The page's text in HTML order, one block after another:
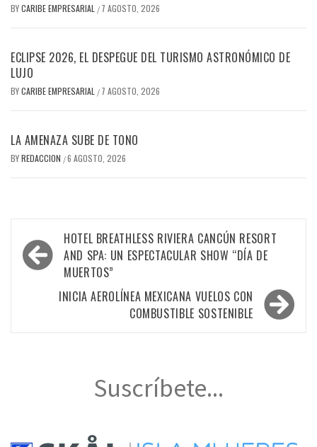
BYCARIBE EMPRESARIAL / 7 AGOSTO, 2026
ECLIPSE 2026, EL DESPEGUE DEL TURISMO ASTRONÓMICO DE
LUJO
BYCARIBE EMPRESARIAL / 7 AGOSTO, 2026
LA AMENAZA SUBE DE TONO
BYREDACCION /6 AGOSTO, 2026
Navegación
de
entradas
HOTEL BREATHLESS RIVIERA CANCÚN RESORT
AND SPA: UN ESPECTACULAR SHOW “DÍA DE
MUERTOS”
INICIA AEROLÍNEA MEXICANA VUELOS CON
COMBUSTIBLE SOSTENIBLE
Suscríbete...